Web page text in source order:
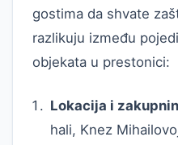
gostima da shvate
razlikuju između
objekata u prestonici:
Lokacija i
hali, Knez